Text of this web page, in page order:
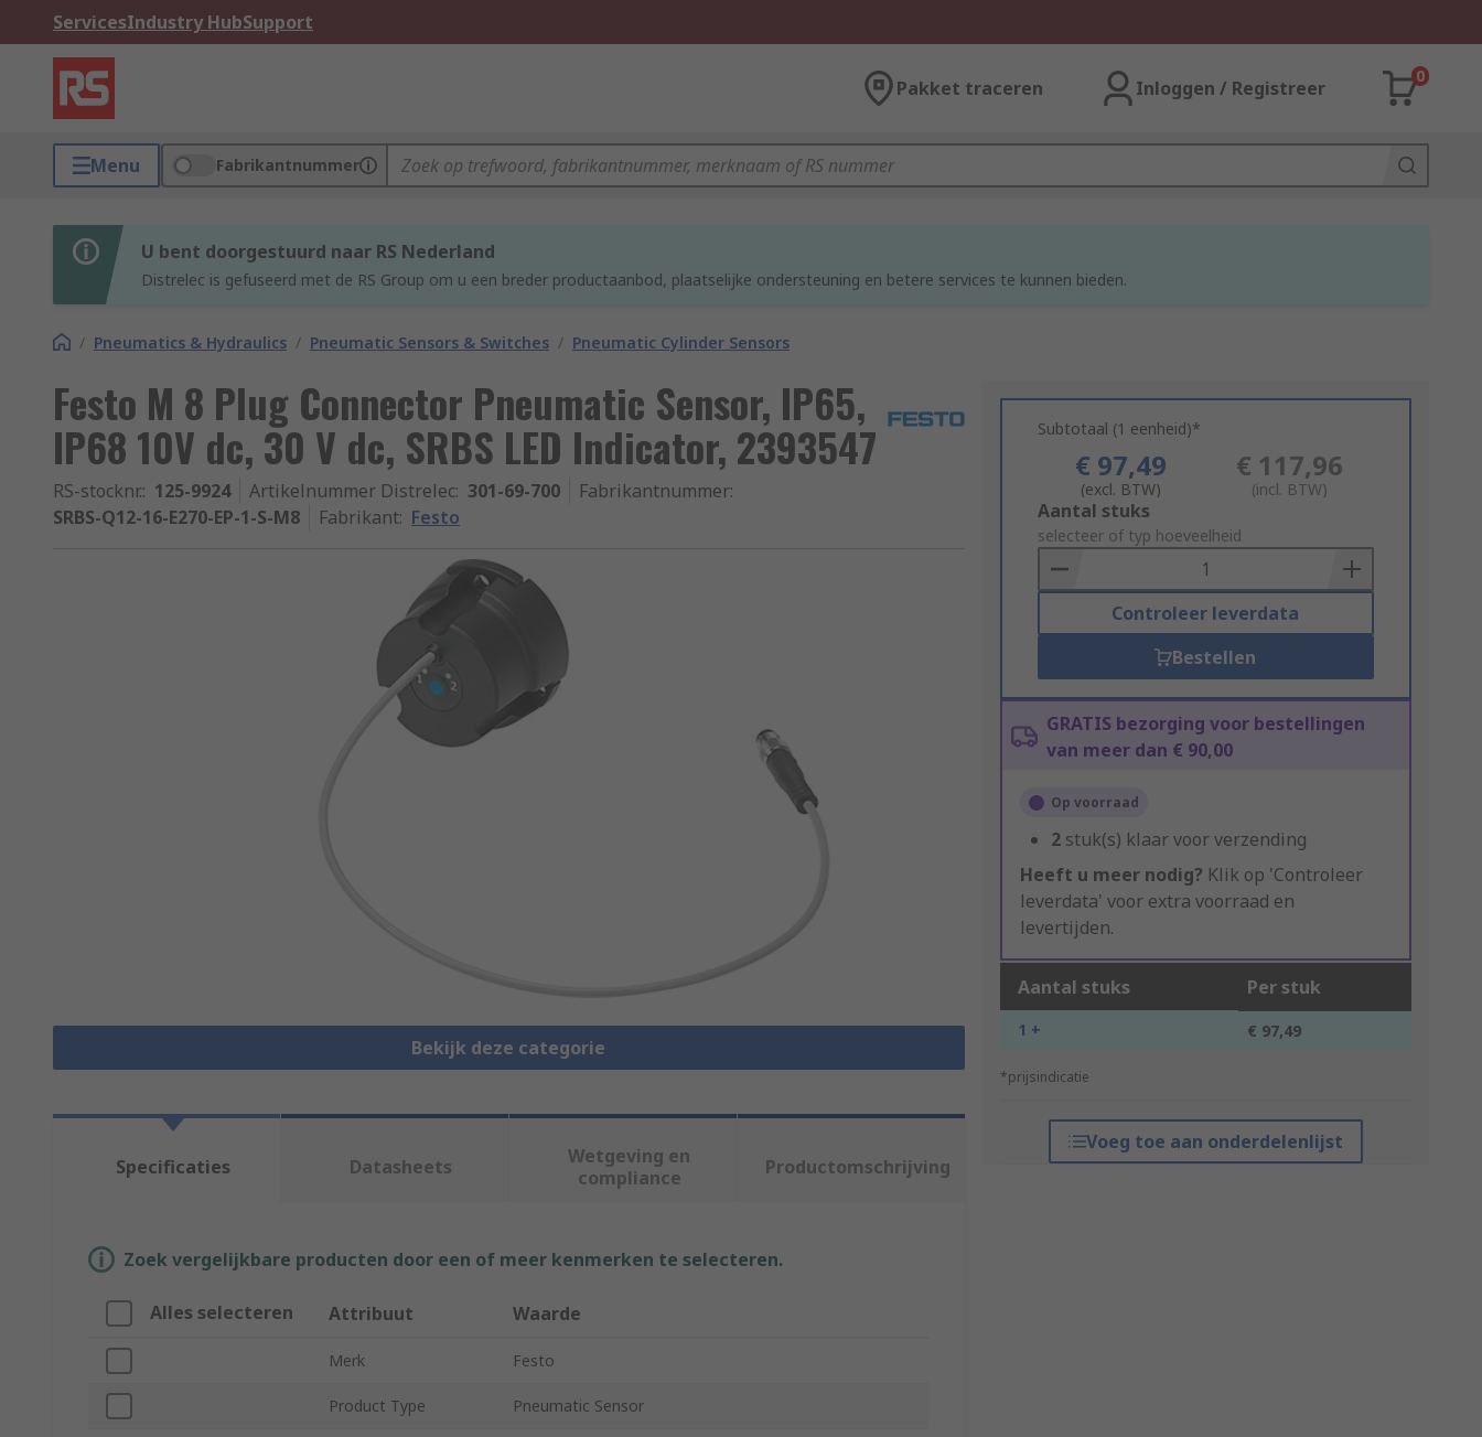
ServicesIndustry HubSupport
Pakket traceren Inloggen / Registreer
0
Menu Fabrikantnummer
U bent doorgestuurd naar RS Nederland
Distrelec is gefuseerd met de RS Group om u een breder productaanbod, plaatselijke ondersteuning en betere services te kunnen bieden.
/ Pneumatics & Hydraulics / Pneumatic Sensors & Switches / Pneumatic Cylinder Sensors
Festo M 8 Plug Connector Pneumatic Sensor, IP65,
IP68 10V dc, 30 V dc, SRBS LED Indicator, 2393547
RS-stocknr.: 125-9924 Artikelnummer Distrelec: 301-69-700 Fabrikantnummer:
SRBS-Q12-16-E270-EP-1-S-M8
Fabrikant: Festo
Bekijk deze categorie
Subtotaal (1 eenheid)*
€ 97,49
(excl. BTW)
€ 117,96
(incl. BTW)
Add
to
Basket
Aantal stuks
selecteer of typ hoeveelheid
Controleer leverdata
Bestellen
GRATIS bezorging voor bestellingen
van meer dan € 90,00
Op voorraad
2 stuk(s) klaar voor verzending
Heeft u meer nodig? Klik op 'Controleer
leverdata' voor extra voorraad en
levertijden.
Aantal stuks Per stuk
1 + € 97,49
*prijsindicatie
Voeg toe aan onderdelenlijst
Specificaties
Datasheets
Wetgeving en
compliance
Productomschrijving
Zoek vergelijkbare producten door een of meer kenmerken te selecteren.
Alles selecteren Attribuut Waarde
Merk Festo
Product Type Pneumatic Sensor